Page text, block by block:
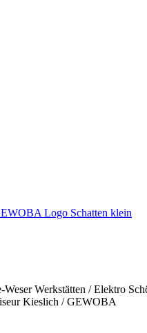
Weser Werkstätten / Elektro
Kieslich / GEWOBA